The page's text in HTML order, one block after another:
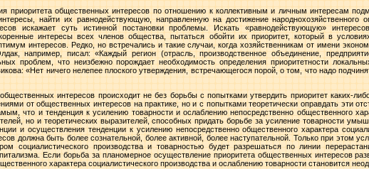
приоритета общественных интересов по отношению к коллективным и личным интересам
найти их равнодействующую, направленную на достижение народнохозяйственного
искажает суть истинной постановки проблемы. Искать «равнодействующую»
интересы всех членов общества, пытаться обойти их приоритет, который в
интересов. Редко, но встречались и такие случаи, когда хозяйственникам от имени
например, писал: «Каждый регион (отрасль, производственное объединение,
проблем, что неизбежно порождает необходимость определения приоритетности
«Нет ничего нелепее плоского утверждения, встречающегося порой, о том, что надо
интересов происходит не без борьбы с попытками утвердить приоритет каких-
от общественных интересов на практике, но и с попытками теоретически оправдать эти
что и тенденция к усилению товарности и ослаблению непосредственно общественного
но и теоретических выразителей, способных придать борьбе за усиление товарности
и осуществления тенденции к усилению непосредственно общественного характера
должна быть более сознательной, более активной, более наступательной. Только при этом
социалистического производства и товарностью будет разрешаться по линии
Если борьба за планомерное осуществление приоритета общественных интересов
характера социалистического производства и ослаблению товарности становится